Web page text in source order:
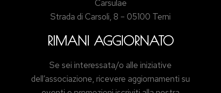
Carsulae
Strada di Carsoli, 8 – 05100 Terni
RIMANI AGGIORNATO
Se sei interessata/o alle iniziative
dell’associazione, ricevere aggiornamenti su